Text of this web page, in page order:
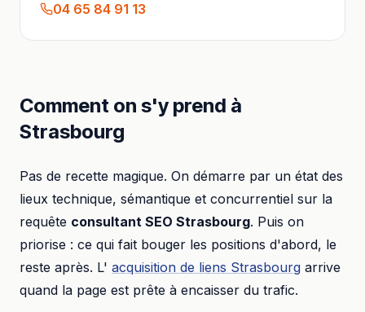
04 65 84 91 13
Comment on s'y prend à
Strasbourg
Pas de recette magique. On démarre par un état des
lieux technique, sémantique et concurrentiel sur la
requête consultant SEO Strasbourg. Puis on
priorise : ce qui fait bouger les positions d'abord, le
reste après. L' acquisition de liens Strasbourg arrive
quand la page est prête à encaisser du trafic.